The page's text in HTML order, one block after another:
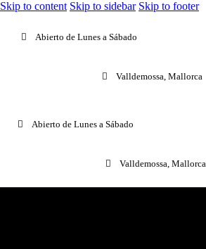
Skip to content Skip to sidebar Skip to footer
Abierto de Lunes a Sábado
Valldemossa, Mallorca
Abierto de Lunes a Sábado
Valldemossa, Mallorca